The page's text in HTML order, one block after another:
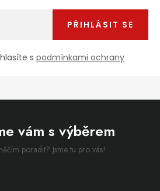
s podmínkami ochrany
PŘIHLÁSIT SE
vám s výběrem
poradit? Jsme tu pro vás!